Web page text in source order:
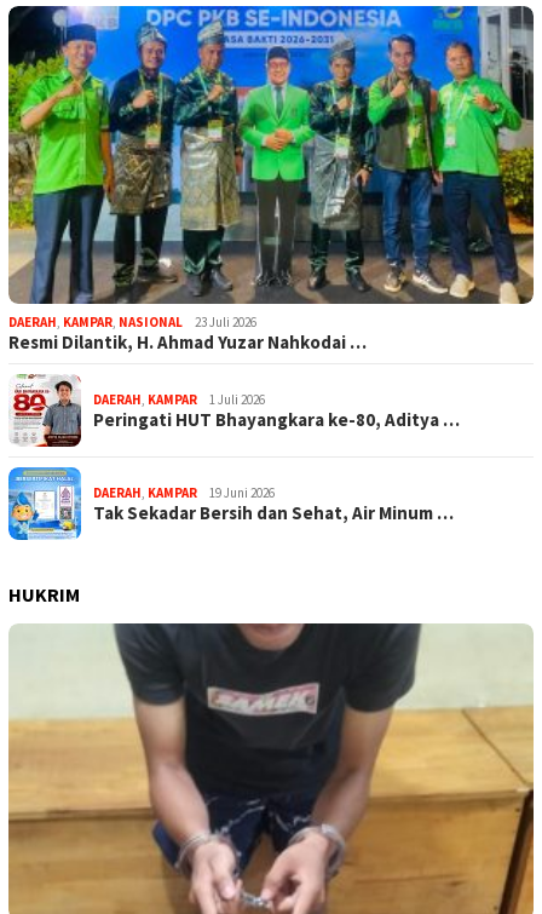
DAERAH KAMPAR NASIONAL 23 Juli 2026
Resmi Dilantik, H. Ahmad Yuzar Nahkodai …
DAERAH KAMPAR 1 Juli 2026
Peringati HUT Bhayangkara ke-80, Aditya …
DAERAH KAMPAR 19 Juni 2026
Tak Sekadar Bersih dan Sehat, Air Minum …
HUKRIM